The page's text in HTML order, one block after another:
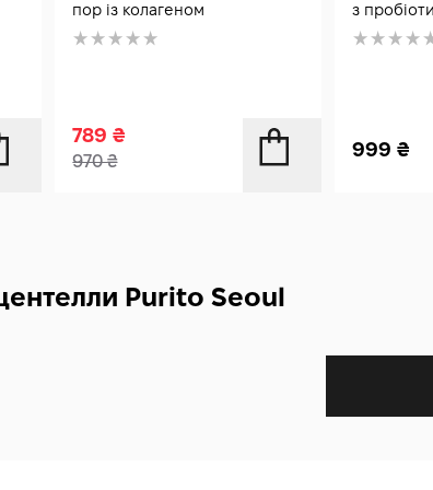
пор із колагеном
789₴
970₴
з
999 ₴
Purito Seoul